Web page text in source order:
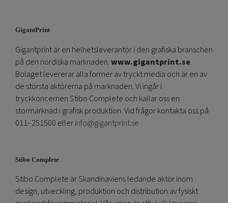
GigantPrint
Gigantprint är en helhetsleverantör i den grafiska branschen
på den nordiska marknaden.www.gigantprint.se.
Bolaget levererar alla former av tryckt media och är en av
de största aktörerna på marknaden. Vi ingår i
tryckkoncernen Stibo Complete och kallar oss en
stormarknad i grafisk produktion. Vid frågor kontakta oss på
011- 251500 ellerinfo@gigantprint.se
Stibo Complete
Stibo Complete är Skandinaviens ledande aktör inom
design, utveckling, produktion och distribution av fysiskt